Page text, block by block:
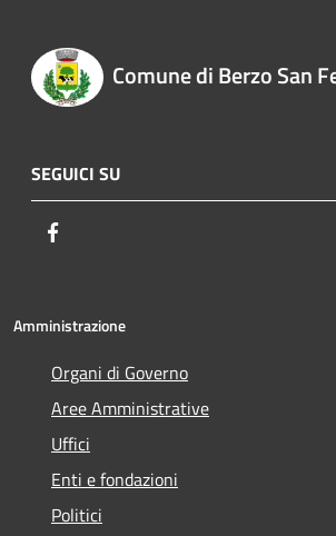
Comune di Berzo San
SEGUICI SU
Amministrazione
Organi di Governo
Aree Amministrative
Uffici
Enti e fondazioni
Politici